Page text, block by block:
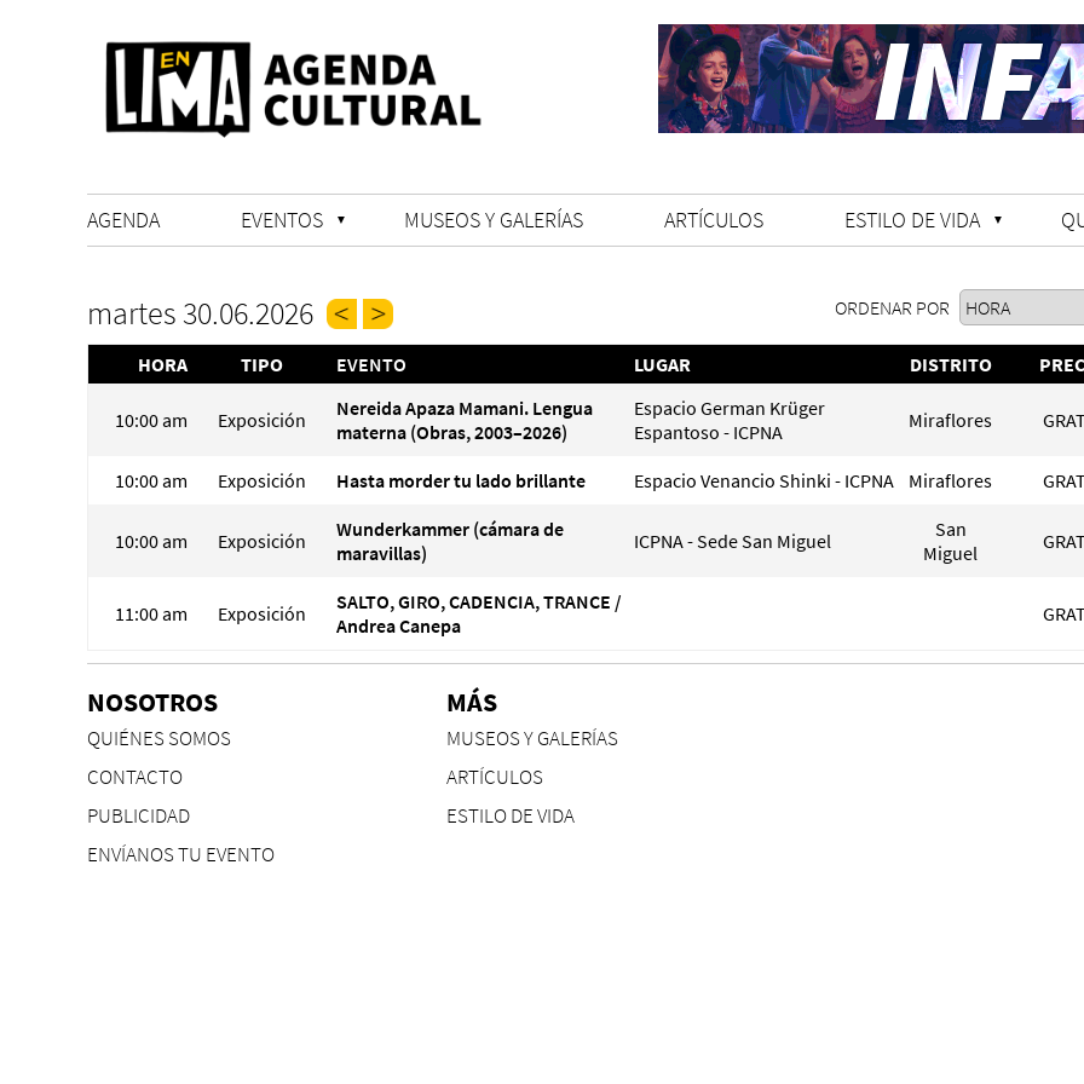
AGENDA EVENTOS MUSEOS Y GALERÍAS ARTÍCULOS ESTILO DE VIDA
martes 30.06.2026 ORDENAR POR
HORA TIPO EVENTO LUGAR DISTRITO
10:00 am Exposición
Nereida Apaza Mamani. Lengua
materna (Obras, 2003–2026)
Espacio German Krüger
Espantoso - ICPNA
Miraflores
10:00 am Exposición Hasta morder tu lado brillante Espacio Venancio Shinki - ICPNA Miraflores
10:00 am Exposición
Wunderkammer (cámara de
maravillas)
ICPNA - Sede San Miguel
San
Miguel
11:00 am Exposición
SALTO, GIRO, CADENCIA, TRANCE /
Andrea Canepa
NOSOTROS
QUIÉNES SOMOS
CONTACTO
PUBLICIDAD
ENVÍANOS TU EVENTO
MÁS
MUSEOS Y GALERÍAS
ARTÍCULOS
ESTILO DE VIDA